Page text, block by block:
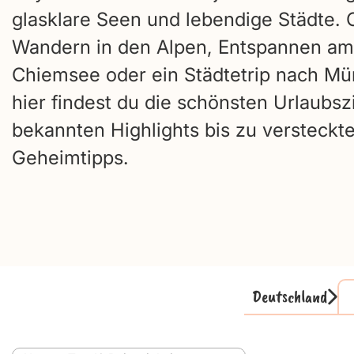
glasklare Seen und lebendige Städte.
Wandern in den Alpen, Entspannen am
Chiemsee oder ein Städtetrip nach
hier findest du die schönsten
bekannten Highlights bis zu
Geheimtipps.
Deutschland